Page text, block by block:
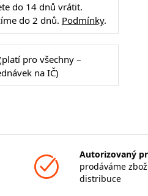
do 14 dnů vrátit.
do 2 dnů. Podmínky.
pro všechny –
na IČ)
Autorizovaný
prodáváme
distribuce